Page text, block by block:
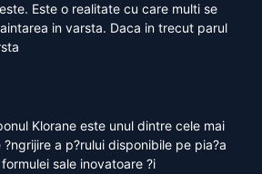
Este o realitate cu care multi se
in varsta. Daca in trecut parul
Klorane este unul dintre cele mai
a p?rului disponibile pe pia?a
sale inovatoare ?i